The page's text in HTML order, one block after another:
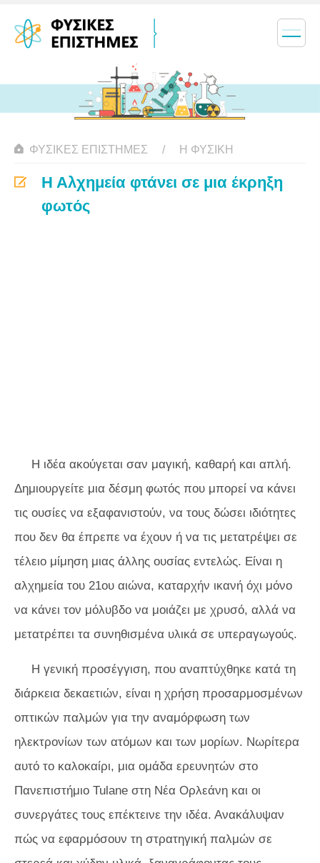
ΦΥΣΙΚΈΣ ΕΠΙΣΤΉΜΕΣ Η ΦΥΣΙΚΗ
Η Αλχημεία φτάνει σε μια έκρηξη
φωτός
Η ιδέα ακούγεται σαν μαγική, καθαρή και απλή.
Δημιουργείτε μια δέσμη φωτός που μπορεί να κάνει
τις ουσίες να εξαφανιστούν, να τους δώσει ιδιότητες
που δεν θα έπρεπε να έχουν ή να τις μετατρέψει σε
τέλειο μίμηση μιας άλλης ουσίας εντελώς. Είναι η
αλχημεία του 21ου αιώνα, καταρχήν ικανή όχι μόνο
να κάνει τον μόλυβδο να μοιάζει με χρυσό, αλλά να
μετατρέπει τα συνηθισμένα υλικά σε υπεραγωγούς.
Η γενική προσέγγιση, που αναπτύχθηκε κατά τη
διάρκεια δεκαετιών, είναι η χρήση προσαρμοσμένων
οπτικών παλμών για την αναμόρφωση των
ηλεκτρονίων των ατόμων και των μορίων. Νωρίτερα
αυτό το καλοκαίρι, μια ομάδα ερευνητών στο
Πανεπιστήμιο Tulane στη Νέα Ορλεάνη και οι
συνεργάτες τους επέκτεινε την ιδέα. Ανακάλυψαν
πώς να εφαρμόσουν τη στρατηγική παλμών σε